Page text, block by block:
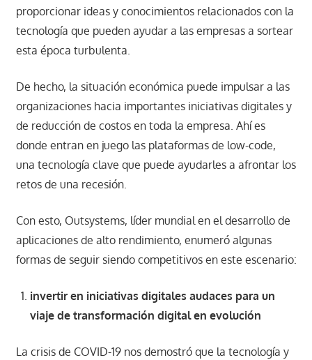
proporcionar ideas y conocimientos relacionados con la
tecnología que pueden ayudar a las empresas a sortear
esta época turbulenta.
De hecho, la situación económica puede impulsar a las
organizaciones hacia importantes iniciativas digitales y
de reducción de costos en toda la empresa. Ahí es
donde entran en juego las plataformas de low-code,
una tecnología clave que puede ayudarles a afrontar los
retos de una recesión.
Con esto, Outsystems, líder mundial en el desarrollo de
aplicaciones de alto rendimiento, enumeró algunas
formas de seguir siendo competitivos en este escenario:
invertir en iniciativas digitales audaces para un
viaje de transformación digital en evolución
La crisis de COVID-19 nos demostró que la tecnología y